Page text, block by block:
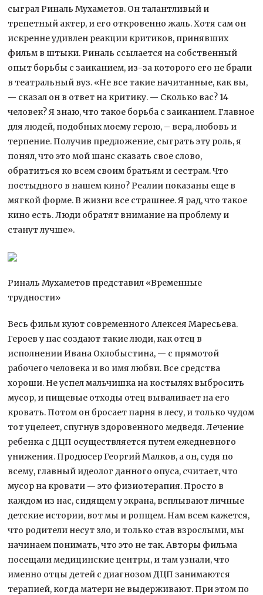
сыграл Риналь Мухаметов. Он талантливый и
трепетный актер, и его откровенно жаль. Хотя сам он
искренне удивлен реакции критиков, принявших
фильм в штыки. Риналь ссылается на собственный
опыт борьбы с заиканием, из-за которого его не брали
в театральный вуз. «Не все такие начитанные, как вы,
— сказал он в ответ на критику. — Сколько вас? 14
человек? Я знаю, что такое борьба с заиканием. Главное
для людей, подобных моему герою, – вера, любовь и
терпение. Получив предложение, сыграть эту роль, я
понял, что это мой шанс сказать свое слово,
обратиться ко всем своим братьям и сестрам. Что
постыдного в нашем кино? Реалии показаны еще в
мягкой форме. В жизни все страшнее. Я рад, что такое
кино есть. Люди обратят внимание на проблему и
станут лучше».
Риналь Мухаметов представил «Временные
трудности»
Весь фильм куют современного Алексея Маресьева.
Героев у нас создают такие люди, как отец в
исполнении Ивана Охлобыстина, — с прямотой
рабочего человека и во имя любви. Все средства
хороши. Не успел мальчишка на костылях выбросить
мусор, и пищевые отходы отец вываливает на его
кровать. Потом он бросает парня в лесу, и только чудом
тот уцелеет, спугнув здоровенного медведя. Лечение
ребенка с ДЦП осуществляется путем ежедневного
унижения. Продюсер Георгий Малков, а он, судя по
всему, главный идеолог данного опуса, считает, что
мусор на кровати — это физиотерапия. Просто в
каждом из нас, сидящем у экрана, всплывают личные
детские истории, вот мы и ропщем. Нам всем кажется,
что родители несут зло, и только став взрослыми, мы
начинаем понимать, что это не так. Авторы фильма
посещали медицинские центры, и там узнали, что
именно отцы детей с диагнозом ДЦП занимаются
терапией, когда матери не выдерживают. При этом по